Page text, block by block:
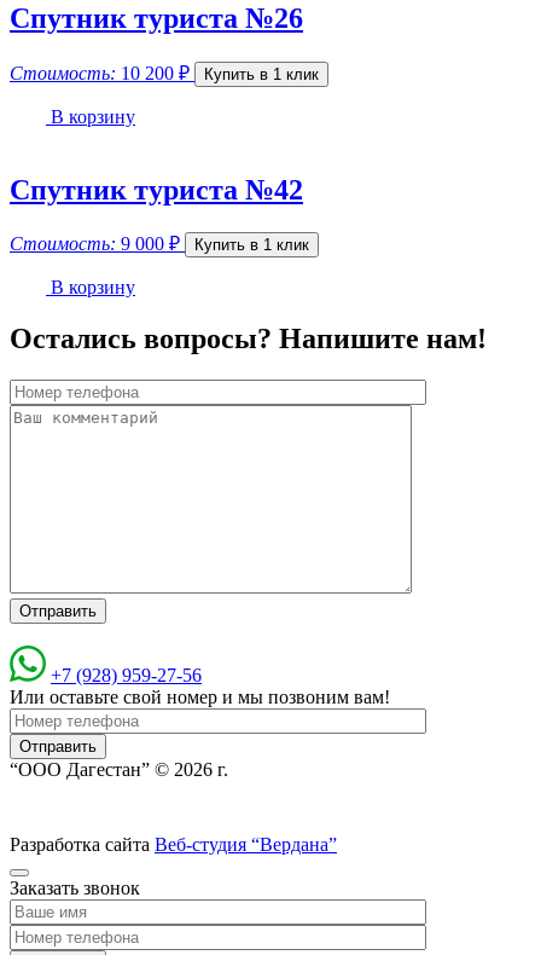
Спутник туриста №26
Стоимость: 10 200 ₽ Купить в 1 клик
В корзину
Спутник туриста №42
Стоимость: 9 000 ₽ Купить в 1 клик
В корзину
Остались вопросы? Напишите нам!
+7 (928) 959-27-56
Или оставьте свой номер и мы позвоним вам!
“ООО Дагестан” © 2026 г.
Разработка сайта Веб-студия “Вердана”
Заказать звонок